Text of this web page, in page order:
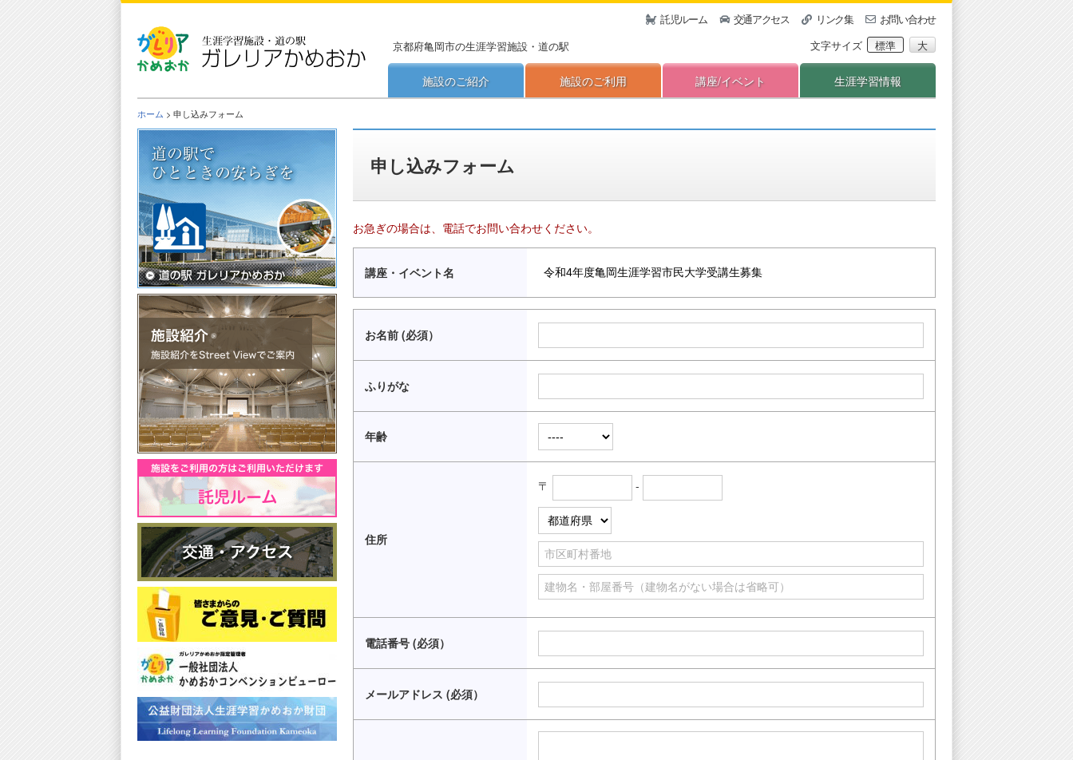
京都府亀岡市の生涯学習施設・道の駅
託児ルーム 交通アクセス リンク集
お問い合わせ
文字サイズ
標準 大
施設のご紹介 施設のご利用 講座/イベント 生涯学習情報
ホーム > 申し込みフォーム
申し込みフォーム
お急ぎの場合は、電話でお問い合わせください。
講座・イベント名
お名前 (必須）
ふりがな
年齢
住所
〒 -
電話番号 (必須）
メールアドレス (必須）